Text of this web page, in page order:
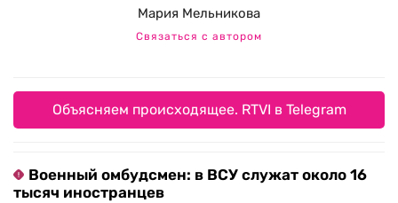
Мария Мельникова
Связаться с автором
Объясняем происходящее. RTVI в Telegram
Военный омбудсмен: в ВСУ служат около 16
тысяч иностранцев